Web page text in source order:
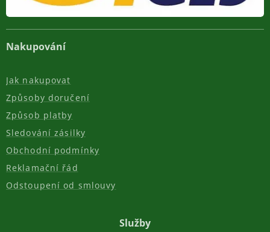
Nakupování
Jak nakupovat
Způsoby doručení
Způsob platby
Sledování zásilky
Obchodní podmínky
Reklamační řád
Odstoupení od smlouvy
Služby